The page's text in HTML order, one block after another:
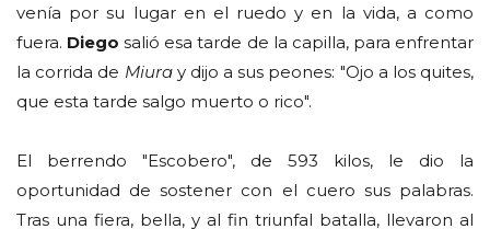
venía por su lugar en el ruedo y en la vida, a como
fuera. Diego salió esa tarde de la capilla, para enfrentar
la corrida de Miura y dijo a sus peones: "Ojo a los quites,
que esta tarde salgo muerto o rico".
El berrendo "Escobero", de 593 kilos, le dio la
oportunidad de sostener con el cuero sus palabras.
Tras una fiera, bella, y al fin triunfal batalla, llevaron al